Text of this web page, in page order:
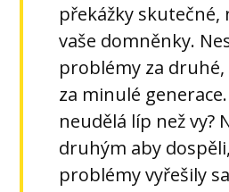
překážky skutečné,
vaše domněnky.
problémy za
za minulé
neudělá líp než vy?
druhým aby
problémy vyřešily